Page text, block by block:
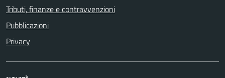
Tributi, finanze e contravvenzioni
Pubblicazioni
Privacy